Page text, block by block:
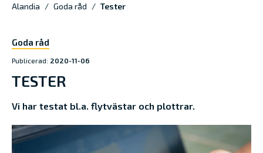
Alandia / Goda råd / Tester
Goda råd
Publicerad: 2020-11-06
TESTER
Vi har testat bl.a. flytvästar och plottrar.